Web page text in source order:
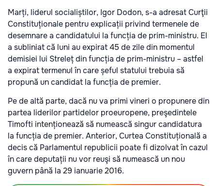
Marți, liderul socialiștilor, Igor Dodon, s-a adresat Curţii
Constituționale pentru explicații privind termenele de
desemnare a candidatului la funcția de prim-ministru. El
a subliniat că luni au expirat 45 de zile din momentul
demisiei lui Streleț din funcția de prim-ministru – astfel
a expirat termenul în care șeful statului trebuia să
propună un candidat la funcția de premier.
Pe de altă parte, dacă nu va primi vineri o propunere din
partea liderilor partidelor proeuropene, preşedintele
Timofti intenționează să numească singur candidatura
la funcția de premier. Anterior, Curtea Constituțională a
decis că Parlamentul republicii poate fi dizolvat în cazul
în care deputații nu vor reuşi să numească un nou
guvern până la 29 ianuarie 2016.